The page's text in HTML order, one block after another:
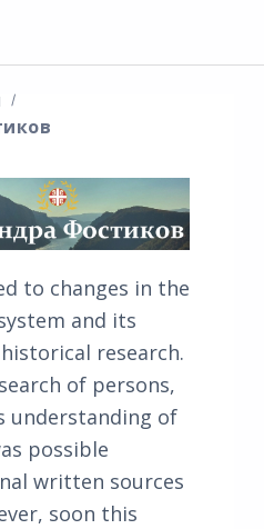
to changes in the
and its
research.
of persons,
understanding of
possible
written sources
soon this